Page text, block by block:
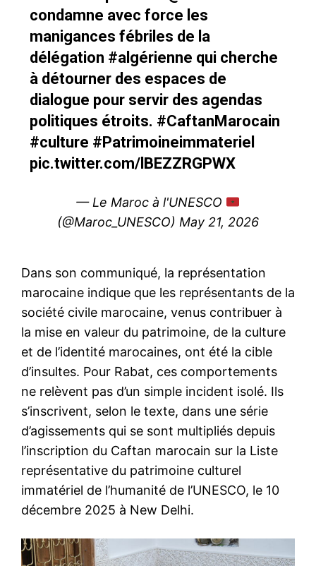
condamne avec force les
manigances fébriles de la
délégation #algérienne qui cherche
à détourner des espaces de
dialogue pour servir des agendas
politiques étroits. #CaftanMarocain
#culture #Patrimoineimmateriel
pic.twitter.com/lBEZZRGPWX
— Le Maroc à l'UNESCO
(@Maroc_UNESCO) May 21, 2026
Dans son communiqué, la représentation
marocaine indique que les représentants de la
société civile marocaine, venus contribuer à
la mise en valeur du patrimoine, de la culture
et de l’identité marocaines, ont été la cible
d’insultes. Pour Rabat, ces comportements
ne relèvent pas d’un simple incident isolé. Ils
s’inscrivent, selon le texte, dans une série
d’agissements qui se sont multipliés depuis
l’inscription du Caftan marocain sur la Liste
représentative du patrimoine culturel
immatériel de l’humanité de l’UNESCO, le 10
décembre 2025 à New Delhi.